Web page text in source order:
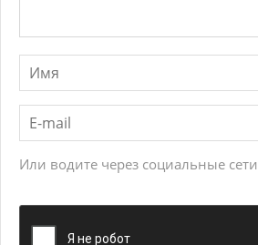
Или водите через социальные сети